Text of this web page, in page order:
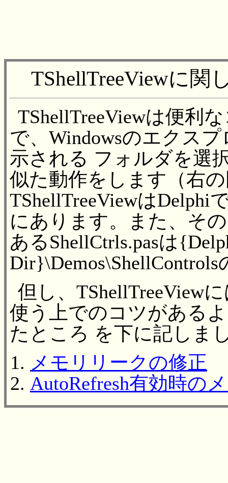
TShellTreeViewに関
TShellTreeViewは便利
で、Windowsのエクス
示される フォルダを選
似た動作をします（右
TShellTreeViewはDelphi
にあります。また、そ
あるShellCtrls.pasは
但し、TShellTreeView
使う上でのコツがある
たところ を下に記しま
メモリリークの修正
AutoRefresh有効時の